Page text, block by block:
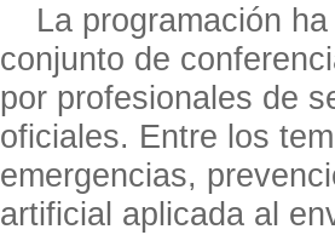
La programación
conjunto de
por profesionales de
oficiales. Entre los
emergencias,
artificial aplicada al